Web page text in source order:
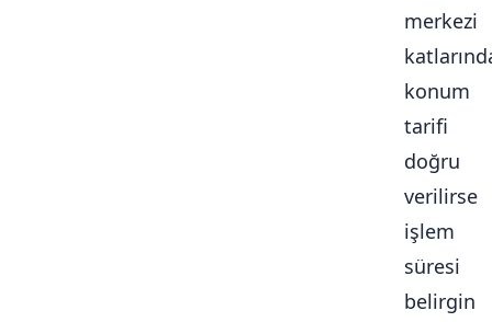
merkezi
konum
tarifi
doğru
verilirse
işlem
süresi
belirgin